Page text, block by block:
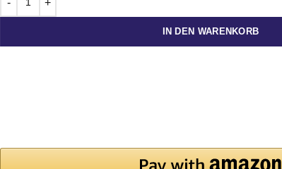
IN DEN WARENKORB